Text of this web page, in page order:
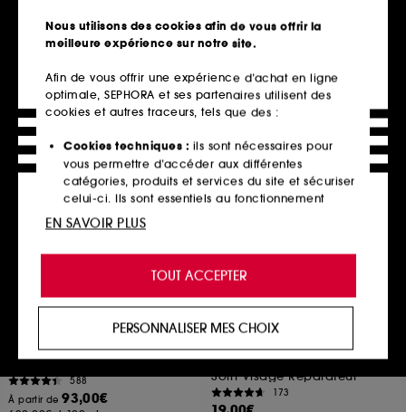
74
29,90€
Ajouter au panier
10,99€
Ajouter au panier
AUGUSTINUS BADER
The Cream
Soins Visage
588
À partir de93,00€
BYOMA
Traitement réparateur
Barrier+
Soin Visage Réparateur
173
Nous utilisons des cookies afin de vous offrir la
meilleure expérience sur notre site.
Afin de vous offrir une expérience d’achat en ligne
optimale, SEPHORA et ses partenaires utilisent des
cookies et autres traceurs, tels que des :
Cookies techniques : ils sont nécessaires pour
vous permettre d’accéder aux différentes
catégories, produits et services du site et sécuriser
celui-ci. Ils sont essentiels au fonctionnement
technique du site et ne peuvent être désactivés.
de vous offrir une expérience enrichie et
personnalisée en vous recommandant des
produits, des services et des contenus qui
proposer des offres promotionnelles adaptées à
votre profil.
Cookies réseaux sociaux et publicité :
ils sont
utilisés pour vous présenter du contenu susceptible
TOUT ACCEPTER
PERSONNALISER MES CHOIX
EN SAVOIR PLUS